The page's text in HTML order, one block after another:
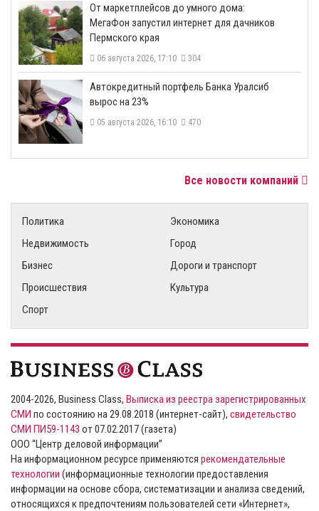
От маркетплейсов до умного дома:
МегаФон запустил интернет для дачников
Пермского края
06 августа 2026, 17:10 304
​Автокредитный портфель Банка Уралсиб
вырос на 23%
05 августа 2026, 16:10 470
Все новости компаний
Политика
Экономика
Недвижимость
Город
Бизнес
Дороги и транспорт
Происшествия
Культура
Спорт
2004-2026, Business Class, Выписка из реестра зарегистрированных
СМИ по состоянию на 29.08.2018 (интернет-сайт), свидетельство
СМИ ПИ59-1143 от 07.02.2017 (газета)
ООО “Центр деловой информации”
На информационном ресурсе применяются рекомендательные
технологии (информационные технологии предоставления
информации на основе сбора, систематизации и анализа сведений,
относящихся к предпочтениям пользователей сети «Интернет»,